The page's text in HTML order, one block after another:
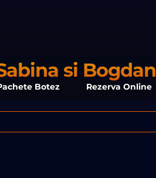
Botez Rezerva Online
si Bogdan